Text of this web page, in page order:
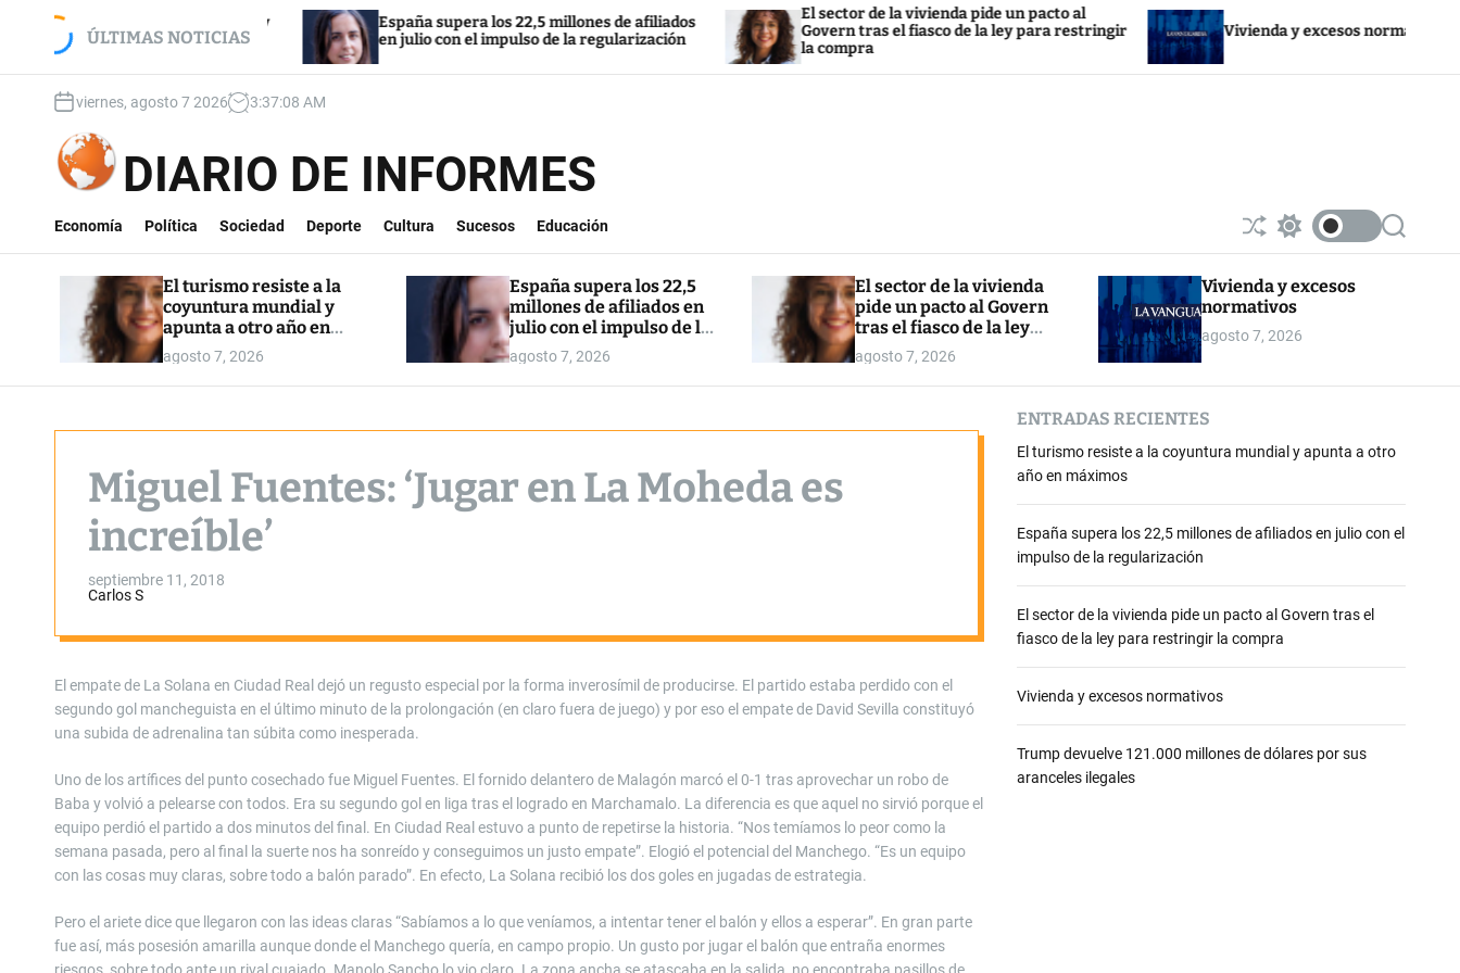
e
ÚLTIMAS NOTICIAS
a la coyuntura mundial y
en máximos
España supera los 22,5 millones de afiliados
en julio con el impulso de la regularización
El sector de la vivienda pide un pacto al
Govern tras el fiasco de la ley para restringir
la compra
Vivienda y excesos normativos
viernes, agosto 7 2026 3:37:09 AM
DIARIO DE INFORMES
Economía Política Sociedad Deporte Cultura Sucesos Educación
S
h
ff
l
S
w
t
c
c
o
S
e
El turismo resiste a la
coyuntura mundial y
apunta a otro año en
máximos
agosto 7, 2026
España supera los 22,5
millones de afiliados en
julio con el impulso de la
regularización
agosto 7, 2026
El sector de la vivienda
pide un pacto al Govern
tras el fiasco de la ley
para restringir la
compra
agosto 7, 2026
Vivienda y excesos
normativos
agosto 7, 2026
Miguel Fuentes: ‘Jugar en La Moheda es
increíble’
septiembre 11, 2018
Carlos S
El empate de La Solana en Ciudad Real dejó un regusto especial por la forma inverosímil de producirse. El partido estaba perdido con el
segundo gol mancheguista en el último minuto de la prolongación (en claro fuera de juego) y por eso el empate de David Sevilla constituyó
una subida de adrenalina tan súbita como inesperada.
Uno de los artífices del punto cosechado fue Miguel Fuentes. El fornido delantero de Malagón marcó el 0-1 tras aprovechar un robo de
Baba y volvió a pelearse con todos. Era su segundo gol en liga tras el logrado en Marchamalo. La diferencia es que aquel no sirvió porque el
equipo perdió el partido a dos minutos del final. En Ciudad Real estuvo a punto de repetirse la historia. “Nos temíamos lo peor como la
semana pasada, pero al final la suerte nos ha sonreído y conseguimos un justo empate”. Elogió el potencial del Manchego. “Es un equipo
con las cosas muy claras, sobre todo a balón parado”. En efecto, La Solana recibió los dos goles en jugadas de estrategia.
Pero el ariete dice que llegaron con las ideas claras “Sabíamos a lo que veníamos, a intentar tener el balón y ellos a esperar”. En gran parte
fue así, más posesión amarilla aunque donde el Manchego quería, en campo propio. Un gusto por jugar el balón que entraña enormes
ENTRADAS RECIENTES
El turismo resiste a la coyuntura mundial y apunta a otro
año en máximos
España supera los 22,5 millones de afiliados en julio con el
impulso de la regularización
El sector de la vivienda pide un pacto al Govern tras el
fiasco de la ley para restringir la compra
Vivienda y excesos normativos
Trump devuelve 121.000 millones de dólares por sus
aranceles ilegales